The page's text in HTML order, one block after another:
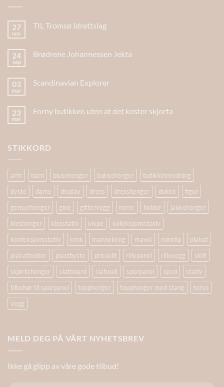
27
nov
TIL Tromsø Idrettslag
24
sep
Brødrene Johannessen Jekta
03
mar
Scandinavian Explorer
23
mar
Forny butikken uten at det koster skjorta
STIKKORD
arm barn blusehenger buksehenger
butikkinnredning
byste
dame display dress dresshenger dukke
figur
genserhenger
gine gittervegg herre holder
jakkehenger
kleshenger
klesstativ klype
kolleksjonsstativ
konfeksjonsstativ
krok mannekeng mawa nonslip
plakat
plakatholder
plastbyste prisskilt rillepanel rillevegg
skilt
skjørtehenger
slatboard slatwall sporpanel spyd
stativ
tilbehør til sporpanel
topphenger topphenger med stang
torso
vegg
MELD DEG PÅ VÅRT NYHETSBREV
Ikke gå glipp av våre gode tilbud!